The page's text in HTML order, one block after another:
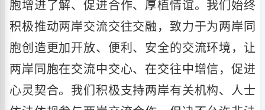
胞增进了解、促进合作、厚植情谊。我们始终
积极推动两岸交流交往交融，致力于为两岸同
胞创造更加开放、便利、安全的交流环境，让
两岸同胞在交流中交心、在交往中增信，促进
心灵契合。我们积极支持两岸有关机构、人士